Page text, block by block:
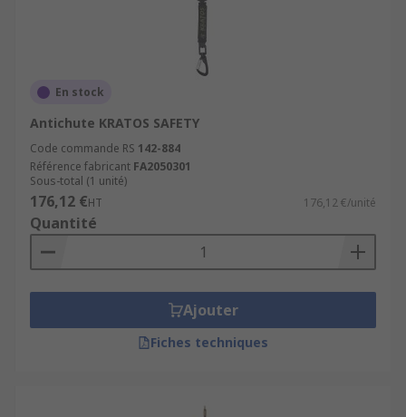
En stock
Antichute KRATOS SAFETY
Code commande RS 142-884
Référence fabricant FA2050301
Sous-total (1 unité)
176,12 €HT 176,12 €/unité
Quantité
Ajouter
Fiches techniques